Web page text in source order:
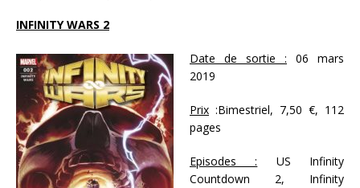
INFINITY WARS 2
Date de sortie : 06 mars
2019
Prix :Bimestriel, 7,50 €, 112
pages
Episodes : US Infinity
Countdown 2, Infinity